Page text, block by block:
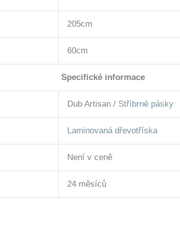
205cm
60cm
Specifické informace
Dub Artisan / Stříbrné pásky
Laminovaná dřevotříska
Není v ceně
24 měsíců